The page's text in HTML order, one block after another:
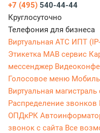
+7 (495) 540-44-44
Круглосуточно
Телефония для бизнеса
Виртуальная АТС ИПТ
Этикетка МАВ сервис
мессенджер
Голосовое меню
Виртуальная магистраль
Распределение звонков
ОПДкРК
звонок с сайта Все